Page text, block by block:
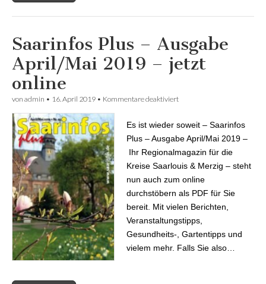
Saarinfos Plus – Ausgabe
April/Mai 2019 – jetzt
online
von admin • 16. April 2019 • Kommentare deaktiviert
Es ist wieder soweit – Saarinfos
Plus – Ausgabe April/Mai 2019 –
Ihr Regionalmagazin für die
Kreise Saarlouis & Merzig – steht
nun auch zum online
durchstöbern als PDF für Sie
bereit. Mit vielen Berichten,
Veranstaltungstipps,
Gesundheits-, Gartentipps und
vielem mehr. Falls Sie also…